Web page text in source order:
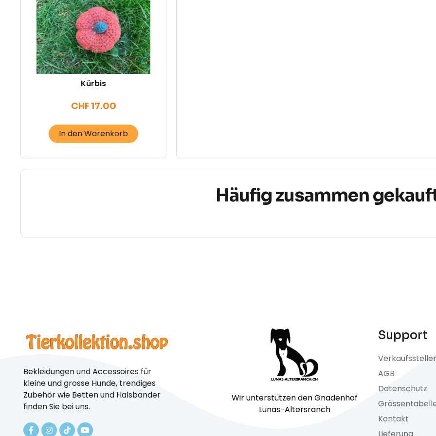
Kürbis
CHF17.00
In den Warenkorb
Häufig zusammen
Bekleidungen und Accessoires für
kleine und grosse Hunde, trendiges
Zubehör wie Betten und Halsbänder
finden Sie bei uns.
Wir unterstützen den Gnadenhof
Lunas-Altersranch
Support
AGB
Datenschutz
Kontakt